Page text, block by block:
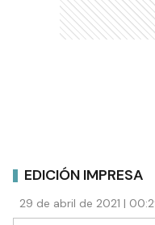
EDICIÓN IMPRESA
29 de abril de 2021 |